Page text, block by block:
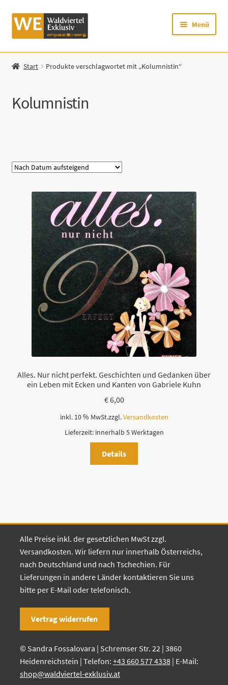
Zur
Navigation
Zum
Inhalt
Menü
Startseite
Mein Konto
Zur Waldviertel Exklusiv-Website
Start Produkte verschlagwortet mit „Kolumnistin“
Kolumnistin
Alles. Nur nicht perfekt. Geschichten und Gedanken über
ein Leben mit Ecken und Kanten von Gabriele Kuhn
€6,00
inkl. 10 % MwSt.zzgl.Versandkosten
Lieferzeit: innerhalb 5 Werktagen
Details
Alle Preise inkl. der gesetzlichen MwSt zzgl.
Versandkosten. Wir liefern nur innerhalb Österreichs,
nach Deutschland und nach Tschechien. Für
Lieferungen in andere Länder kontaktieren Sie uns
bitte per E-Mail oder telefonisch.
Vertrag widerrufen
© Sandra Fossalovara | Schremser Str. 22 | 3860
Heidenreichstein | Telefon: +43 660 577 4338| E-Mail:
shop@waldviertel-exklusiv.at